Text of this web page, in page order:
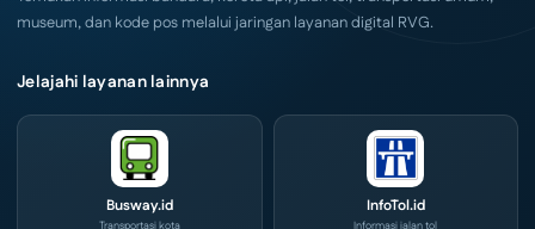
museum, dan kode pos melalui jaringan layanan digital RVG.
Jelajahi layanan lainnya
Busway.id
Transportasi kota
InfoTol.id
Informasi jalan tol